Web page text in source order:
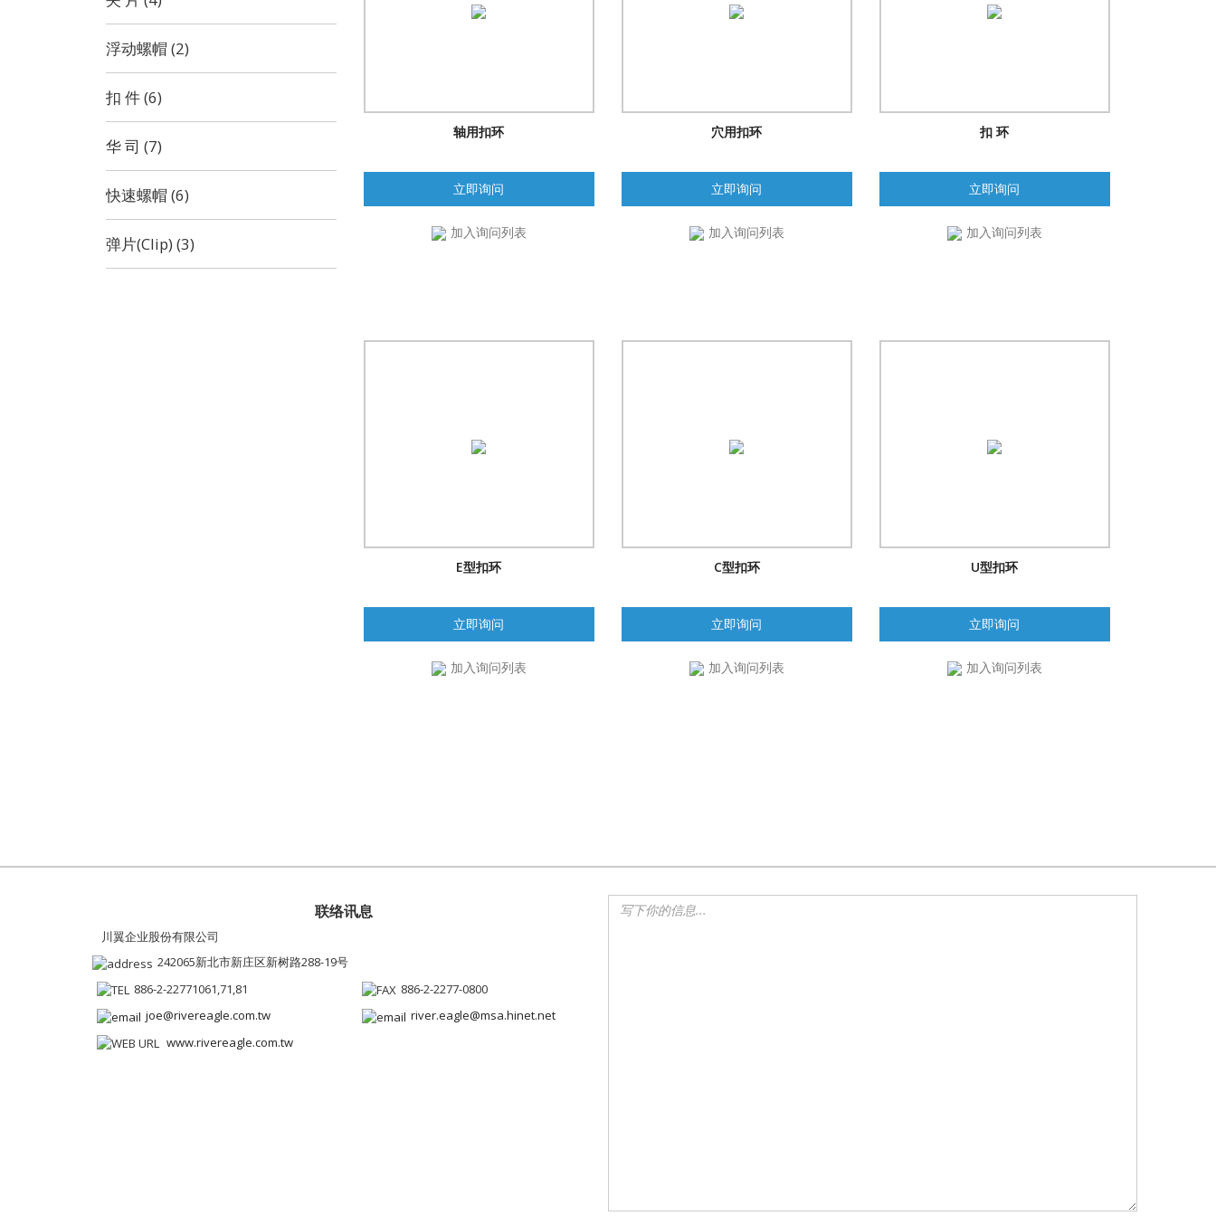
浮动螺帽 (2)
扣 件 (6)
华 司 (7)
快速螺帽 (6)
弹片(Clip) (3)
轴用扣环
立即询问
加入询问列表
穴用扣环
立即询问
加入询问列表
扣 环
立即询问
加入询问列表
E型扣环
立即询问
加入询问列表
C型扣环
立即询问
加入询问列表
U型扣环
立即询问
加入询问列表
联络讯息
川翼企业股份有限公司
242065新北市新庄区新树路288-19号
886-2-22771061,71,81
886-2-2277-0800
joe@rivereagle.com.tw
river.eagle@msa.hinet.net
www.rivereagle.com.tw